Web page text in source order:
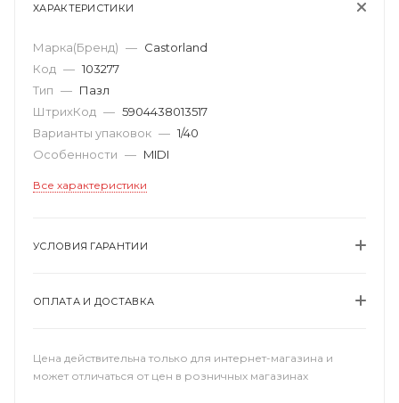
ХАРАКТЕРИСТИКИ
Марка(Бренд) — Castorland
Код — 103277
Тип — Пазл
ШтрихКод — 5904438013517
Варианты упаковок — 1/40
Особенности — MIDI
Все характеристики
УСЛОВИЯ ГАРАНТИИ
ОПЛАТА И ДОСТАВКА
Цена действительна только для интернет-магазина и
может отличаться от цен в розничных магазинах